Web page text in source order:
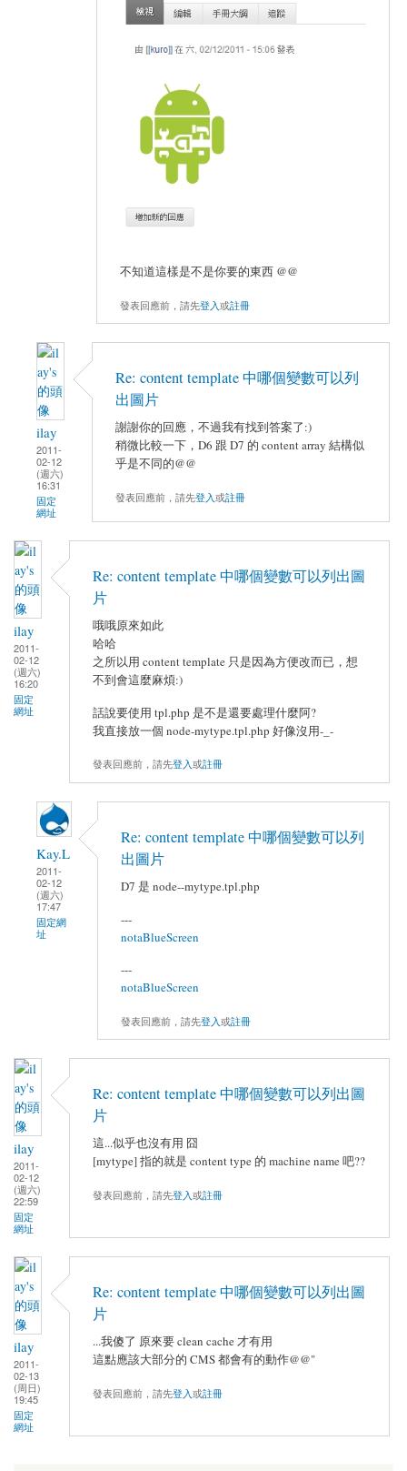
不知道這樣是不是你要的東西 @@
發表回應前，請先登入或註冊
ilay
2011-
02-12
(週六)
16:31
固定
網址
Re: content template 中哪個變數可以列
出圖片
謝謝你的回應，不過我有找到答案了:)
稍微比較一下，D6 跟 D7 的 content array 結構似
乎是不同的@@
發表回應前，請先登入或註冊
ilay
2011-
02-12
(週六)
16:20
固定
網址
Re: content template 中哪個變數可以列出圖
片
哦哦原來如此
哈哈
之所以用 content template 只是因為方便改而已，想
不到會這麼麻煩:)
話說要使用 tpl.php 是不是還要處理什麼阿?
我直接放一個 node-mytype.tpl.php 好像沒用-_-
發表回應前，請先登入或註冊
Kay.L
2011-
02-12
(週六)
17:47
固定網
址
Re: content template 中哪個變數可以列
出圖片
D7 是 node--mytype.tpl.php
---
notaBlueScreen
---
notaBlueScreen
發表回應前，請先登入或註冊
ilay
2011-
02-12
(週六)
22:59
固定
網址
Re: content template 中哪個變數可以列出圖
片
這...似乎也沒有用 囧
[mytype] 指的就是 content type 的 machine name 吧??
發表回應前，請先登入或註冊
ilay
2011-
02-13
(周日)
19:45
固定
網址
Re: content template 中哪個變數可以列出圖
片
...我傻了 原來要 clean cache 才有用
這點應該大部分的 CMS 都會有的動作@@"
發表回應前，請先登入或註冊